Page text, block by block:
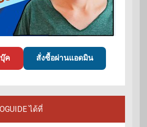
ค สั่งซื้อผ่านแอดมิน
ได้ที่